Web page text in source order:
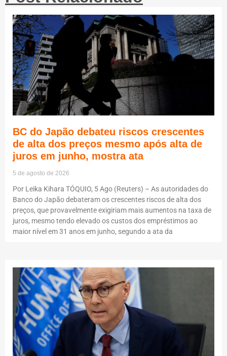
BC do Japão debateu riscos crescentes
de alta dos preços mesmo após alta de
juros em junho, mostra ata
5 de agosto de 2026
Por Leika Kihara TÓQUIO, 5 Ago (Reuters) – As autoridades do
Banco do Japão debateram os crescentes riscos de alta dos
preços, que provavelmente exigiriam mais aumentos na taxa de
juros, mesmo tendo elevado os custos dos empréstimos ao
maior nível em 31 anos em junho, segundo a ata da